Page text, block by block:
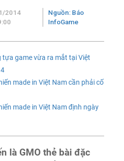
2014
Nguồn: Báo
InfoGame
game vừa ra mắt tại Việt
made in Việt Nam cần phải cố
made in Việt Nam định ngày
là GMO thẻ bài đặc